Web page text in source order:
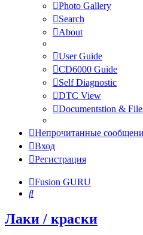
Photo Gallery
Search
About
User Guide
CD6000 Guide
Self Diagnostic
DTC View
Documentstion &
Непрочитанные
Вход
Регистрация
Fusion GURU
Поиск
Лаки / краски